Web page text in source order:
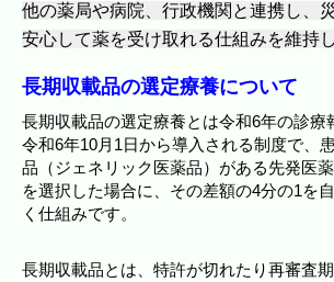
他の薬局や病院、行政機関と連携し、
安心して薬を受け取れる仕組みを維持
長期収載品の選定療養について
長期収載品の選定療養とは令和6年の診療
令和6年10月1日から導入される制度で、
品（ジェネリック医薬品）がある先発医薬
を選択した場合に、その差額の4分の1を
く仕組みです。
長期収載品とは、特許が切れたり再審査